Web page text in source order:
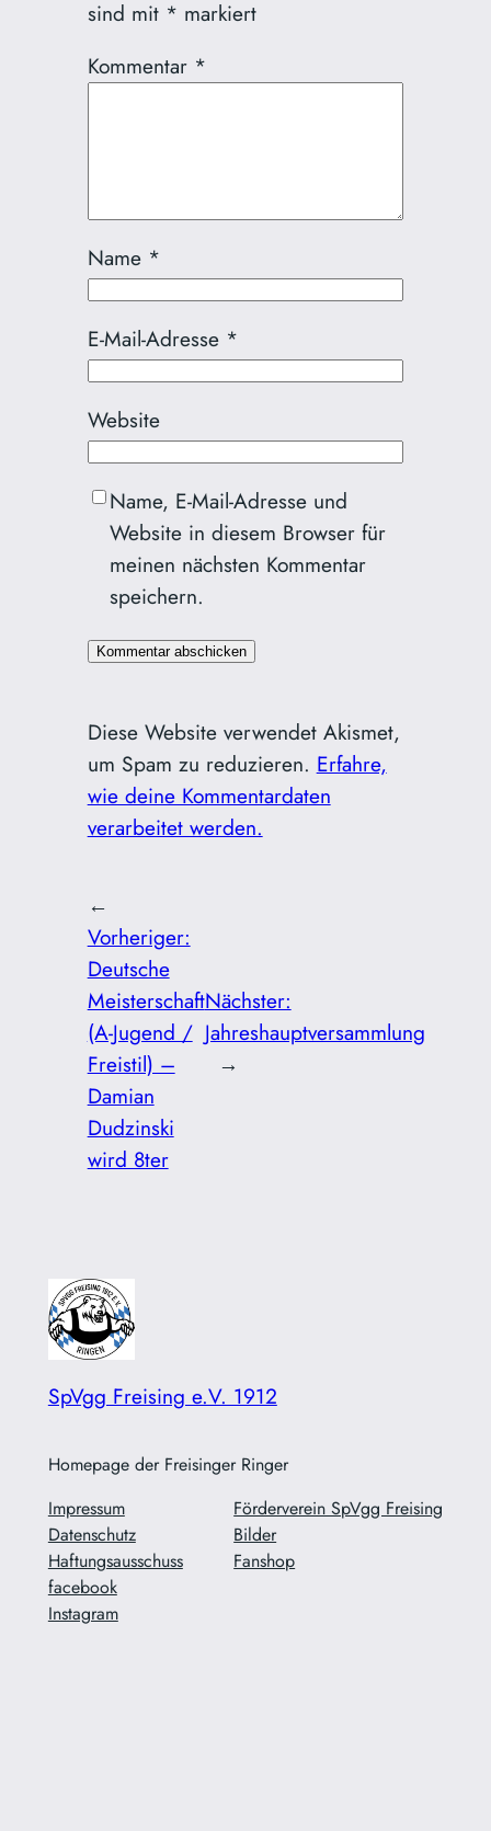
sind mit * markiert
Kommentar *
Name *
E-Mail-Adresse *
Website
Name, E-Mail-Adresse und
Website in diesem Browser für
meinen nächsten Kommentar
speichern.
Diese Website verwendet Akismet,
um Spam zu reduzieren. Erfahre,
wie deine Kommentardaten
verarbeitet werden.
←
Vorheriger:
Deutsche
Meisterschaft
(A-Jugend /
Freistil) –
Damian
Dudzinski
wird 8ter
Nächster:
Jahreshauptversammlung
→
SpVgg Freising e.V. 1912
Homepage der Freisinger Ringer
Impressum
Datenschutz
Haftungsausschuss
Förderverein SpVgg Freising
Bilder
Fanshop
facebook
Instagram